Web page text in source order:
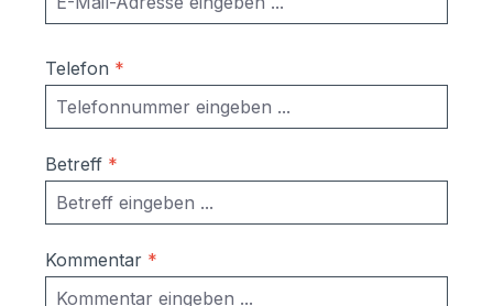
eine E-Mail an info@schmitt-smartes-
kostenfreies Angebot!
Telefon *
Betreff *
Kommentar *